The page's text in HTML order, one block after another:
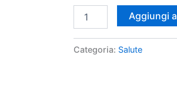
prezzo
era:
quantità
Aggiungi
Categoria: Salute